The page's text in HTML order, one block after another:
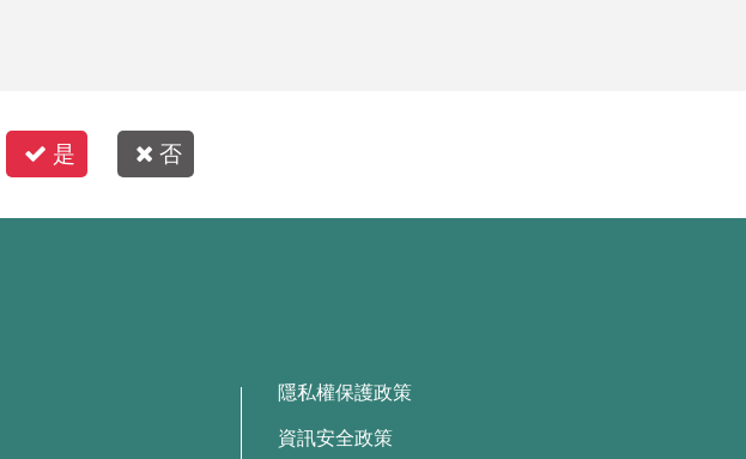
是 否
隱私權保護政策
資訊安全政策